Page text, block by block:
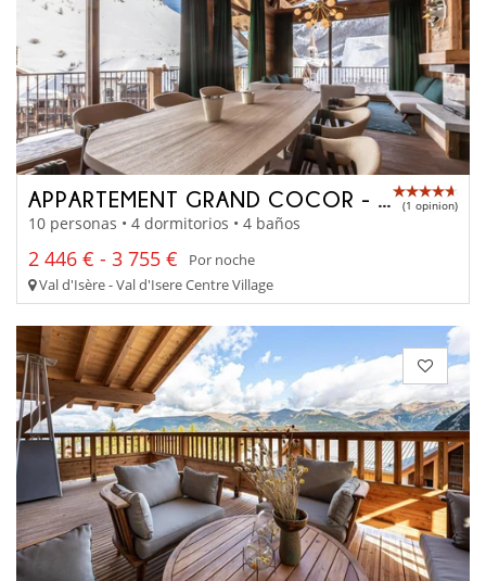
APPARTEMENT GRAND COCOR - A4042 (1 opinion)
10 personas • 4 dormitorios • 4 baños
2 446 € - 3 755 €
Por noche
Val d'Isère - Val d'Isere Centre Village